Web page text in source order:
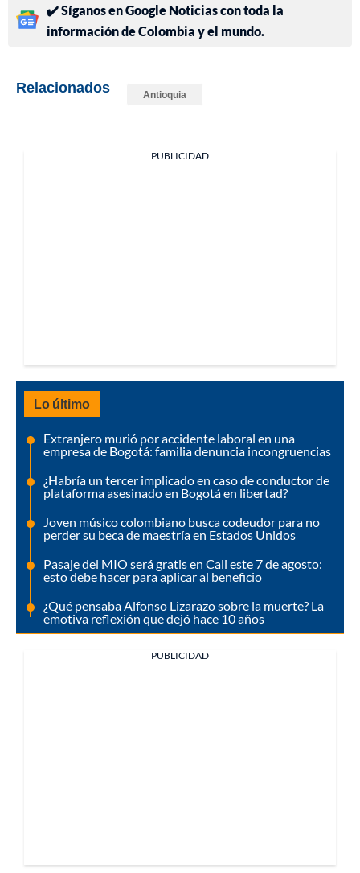
✔️ Síganos en Google Noticias con toda la
información de Colombia y el mundo.
Relacionados Antioquia
PUBLICIDAD
Lo último
Extranjero murió por accidente laboral en una
empresa de Bogotá: familia denuncia incongruencias
¿Habría un tercer implicado en caso de conductor de
plataforma asesinado en Bogotá en libertad?
Joven músico colombiano busca codeudor para no
perder su beca de maestría en Estados Unidos
Pasaje del MIO será gratis en Cali este 7 de agosto:
esto debe hacer para aplicar al beneficio
¿Qué pensaba Alfonso Lizarazo sobre la muerte? La
emotiva reflexión que dejó hace 10 años
PUBLICIDAD